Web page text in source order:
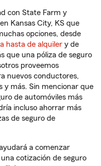
con State Farm y
en Kansas City, KS que
opciones, desde
hasta de alquiler y de
que una póliza de seguro
proveemos
nuevos conductores,
y más. Sin mencionar que
de automóviles más
incluso ahorrar más
de seguro de
a comenzar
cotización de seguro